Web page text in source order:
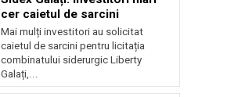
cer caietul de sarcini
Mai mulți investitori au solicitat
caietul de sarcini pentru licitația
combinatului siderurgic Liberty
Galați,...